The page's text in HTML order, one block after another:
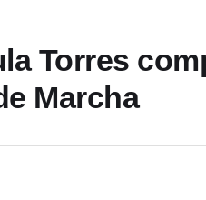
Torres
Marcha